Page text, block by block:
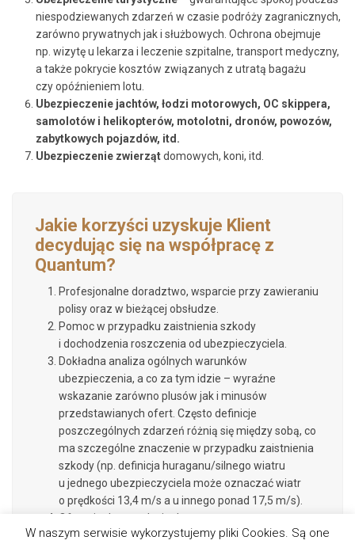
niespodziewanych zdarzeń w czasie podróży zagranicznych,
zarówno prywatnych jak i służbowych. Ochrona obejmuje
np. wizytę u lekarza i leczenie szpitalne, transport medyczny,
a także pokrycie kosztów związanych z utratą bagażu
czy opóźnieniem lotu.
Ubezpieczenie jachtów, łodzi motorowych, OC skippera,
samolotów i helikopterów, motolotni, dronów, powozów,
zabytkowych pojazdów, itd.
Ubezpieczenie zwierzątdomowych, koni, itd.
Jakie korzyści uzyskuje Klient
decydując się na współpracę z
Quantum?
Profesjonalne doradztwo, wsparcie przy zawieraniu
polisy oraz w bieżącej obsłudze.
Pomoc w przypadku zaistnienia szkody
i dochodzenia roszczenia od ubezpieczyciela.
Dokładna analiza ogólnych warunków
ubezpieczenia, a co za tym idzie – wyraźne
wskazanie zarówno plusów jak i minusów
przedstawianych ofert. Często definicje
poszczególnych zdarzeń różnią się między sobą, co
ma szczególne znaczenie w przypadku zaistnienia
szkody (np. definicja huraganu/silnego wiatru
u jednego ubezpieczyciela może oznaczać wiatr
o prędkości 13,4 m/s a u innego ponad 17,5 m/s).
Oferty i rekomendacje dopasowane
do indywidualnych potrzeb Klienta.
W naszym serwisie wykorzystujemy pliki Cookies. Są one